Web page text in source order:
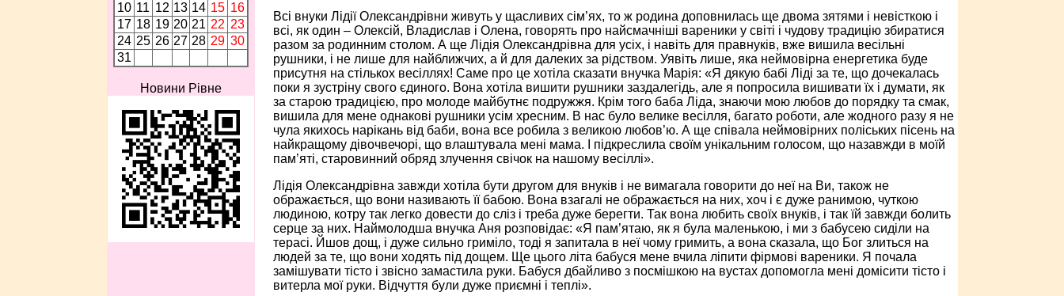
10 11 12 13 14 15 16
17 18 19 20 21 22 23
24 25 26 27 28 29 30
31
Новини Рівне
Всі внуки Лідії Олександрівни живуть у щасливих сім’ях, то ж родина доповнилась ще двома зятями і невісткою і
всі, як один – Олексій, Владислав і Олена, говорять про найсмачніші вареники у світі і чудову традицію збиратися
разом за родинним столом. А ще Лідія Олександрівна для усіх, і навіть для правнуків, вже вишила весільні
рушники, і не лише для найближчих, а й для далеких за рідством. Уявіть лише, яка неймовірна енергетика буде
присутня на стількох весіллях! Саме про це хотіла сказати внучка Марія: «Я дякую бабі Ліді за те, що дочекалась
поки я зустріну свого єдиного. Вона хотіла вишити рушники заздалегідь, але я попросила вишивати їх і думати, як
за старою традицією, про молоде майбутнє подружжя. Крім того баба Ліда, знаючи мою любов до порядку та смак,
вишила для мене однакові рушники усім хресним. В нас було велике весілля, багато роботи, але жодного разу я не
чула якихось нарікань від баби, вона все робила з великою любов’ю. А ще співала неймовірних поліських пісень на
найкращому дівочвечорі, що влаштувала мені мама. І підкреслила своїм унікальним голосом, що назавжди в моїй
пам’яті, старовинний обряд злучення свічок на нашому весіллі».
Лідія Олександрівна завжди хотіла бути другом для внуків і не вимагала говорити до неї на Ви, також не
ображається, що вони називають її бабою. Вона взагалі не ображається на них, хоч і є дуже ранимою, чуткою
людиною, котру так легко довести до сліз і треба дуже берегти. Так вона любить своїх внуків, і так їй завжди болить
серце за них. Наймолодша внучка Аня розповідає: «Я пам’ятаю, як я була маленькою, і ми з бабусею сиділи на
терасі. Йшов дощ, і дуже сильно гриміло, тоді я запитала в неї чому гримить, а вона сказала, що Бог злиться на
людей за те, що вони ходять під дощем. Ще цього літа бабуся мене вчила ліпити фірмові вареники. Я почала
замішувати тісто і звісно замастила руки. Бабуся дбайливо з посмішкою на вустах допомогла мені домісити тісто і
витерла мої руки. Відчуття були дуже приємні і теплі».